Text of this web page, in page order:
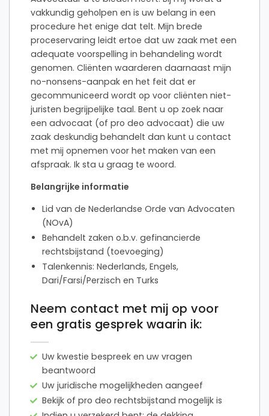
vakkundig geholpen en is uw belang in een
procedure het enige dat telt. Mijn brede
proceservaring leidt ertoe dat uw zaak met een
adequate voorspelling in behandeling wordt
genomen. Cliënten waarderen daarnaast mijn
no-nonsens-aanpak en het feit dat er
gecommuniceerd wordt op voor cliënten niet-
juristen begrijpelijke taal. Bent u op zoek naar
een advocaat (of pro deo advocaat) die uw
zaak deskundig behandelt dan kunt u contact
met mij opnemen voor het maken van een
afspraak. Ik sta u graag te woord.
Belangrijke informatie
Lid van de Nederlandse Orde van Advocaten
(NOvA)
Behandelt zaken o.b.v. gefinancierde
rechtsbijstand (toevoeging)
Talenkennis: Nederlands, Engels,
Dari/Farsi/Perzisch en Turks
Neem contact met mij op voor
een gratis gesprek waarin ik:
Uw kwestie bespreek en uw vragen
beantwoord
Uw juridische mogelijkheden aangeef
Bekijk of pro deo rechtsbijstand mogelijk is